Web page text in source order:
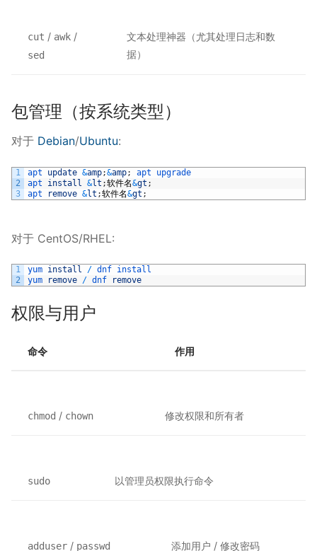
cut / awk /
sed
文本处理神器（尤其处理日志和数
据）
包管理（按系统类型）
对于 Debian/Ubuntu:
1
2
3
apt update &amp;&amp; apt upgrade
apt install &lt ;软件名&gt ;
apt
remove &lt ;软件名&gt ;
对于 CentOS/RHEL:
1
2
yum install / dnf install
yum
remove / dnf remove
权限与用户
命令 作用
chmod / chown 修改权限和所有者
sudo 以管理员权限执行命令
adduser / passwd 添加用户 / 修改密码